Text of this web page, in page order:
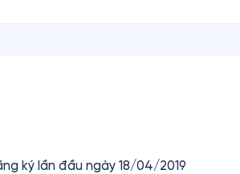
ký lần đầu ngày 18/04/2019